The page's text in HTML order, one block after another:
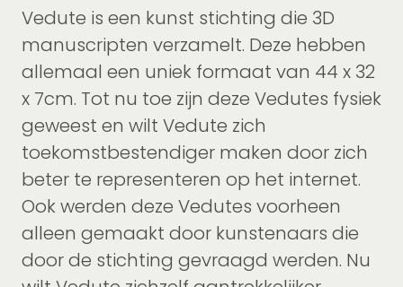
Vedute is een kunst stichting die 3D
manuscripten verzamelt. Deze hebben
allemaal een uniek formaat van 44 x 32
x 7cm. Tot nu toe zijn deze Vedutes fysiek
geweest en wilt Vedute zich
toekomstbestendiger maken door zich
beter te representeren op het internet.
Ook werden deze Vedutes voorheen
alleen gemaakt door kunstenaars die
door de stichting gevraagd werden. Nu